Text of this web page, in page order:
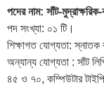
পদের নাম: সাঁট-
পদ সংখ্যা: ০১ টি।
শিক্ষাগত যোগ্যতা: স্নাতক
অন্যান্য যোগ্যতা : সাঁট
৪৫ ও ৭০, কম্পিউটার